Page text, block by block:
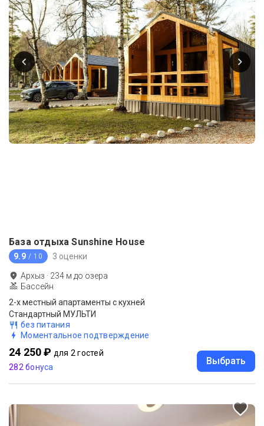
База отдыха Sunshine House
9.9 / 10 3 оценки
Архыз · 234 м до озера
Бассейн
2-x местный апартаменты с кухней
Стандартный МУЛЬТИ
без питания
Моментальное подтверждение
24 250 ₽ для 2 гостей
282 бонуса
Выбрать